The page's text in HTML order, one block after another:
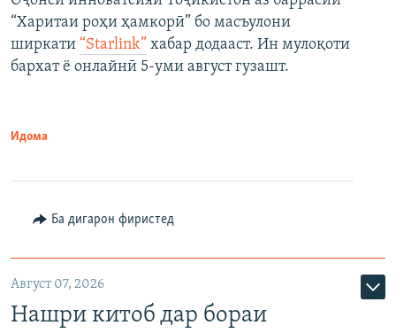
“Харитаи роҳи ҳамкорӣ” бо масъулони
ширкати “Starlink” хабар додааст. Ин мулоқоти
бархат ё онлайнӣ 5-уми август гузашт.
Идома
Ба дигарон фиристед
Август 07, 2026
Нашри китоб дар бораи